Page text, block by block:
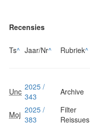
Recensies
Ts^ Jaar/Nr^ Rubriek^
Unc 2025 /
343
Archive
Moj 2025 /
383
Filter
Reissues